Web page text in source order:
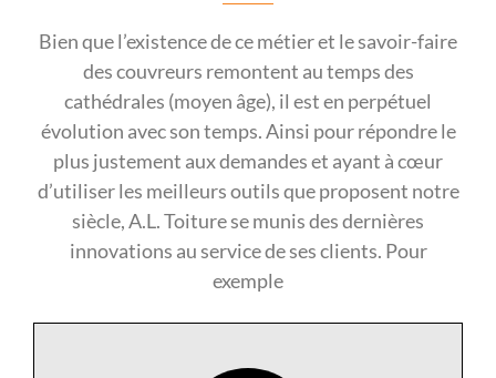
Bien que l’existence de ce métier et le savoir-faire
des couvreurs remontent au temps des
cathédrales (moyen âge), il est en perpétuel
évolution avec son temps. Ainsi pour répondre le
plus justement aux demandes et ayant à cœur
d’utiliser les meilleurs outils que proposent notre
siècle, A.L. Toiture se munis des dernières
innovations au service de ses clients. Pour
exemple